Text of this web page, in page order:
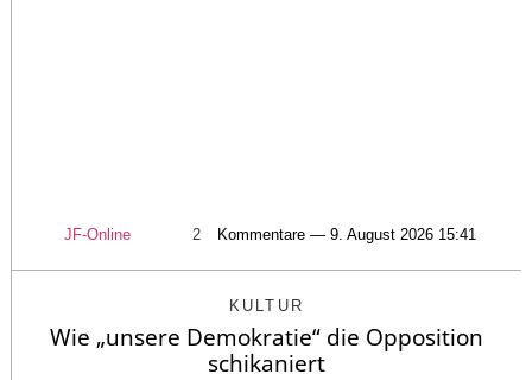
JF-Online 2 Kommentare — 9. August 2026 15:41
KULTUR
Wie „unsere Demokratie“ die Opposition
schikaniert